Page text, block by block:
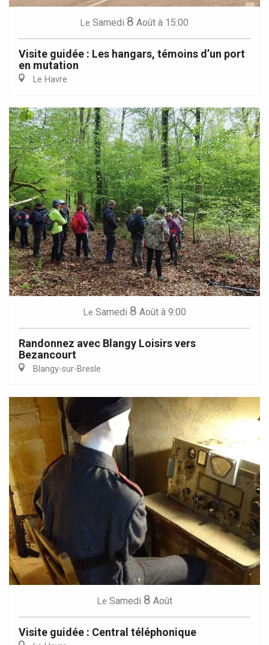
Le Samedi 8 Août à 15:00
Visite guidée : Les hangars, témoins d’un port
en mutation
Le Havre
Le Samedi 8 Août à 9:00
Randonnez avec Blangy Loisirs vers
Bezancourt
Blangy-sur-Bresle
Le Samedi 8 Août
Visite guidée : Central téléphonique